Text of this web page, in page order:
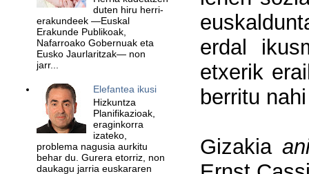
erdal
etxerik
berritu
Gizakia
duten hiru herri-
erakundeek —Euskal
Erakunde Publikoak,
Nafarroako Gobernuak eta
Eusko Jaurlaritzak— non
jarr...
Elefantea ikusi
Hizkuntza
Planifikazioak,
eraginkorra
izateko,
problema nagusia aurkitu
behar du. Gurera etorriz, non
daukagu jarria euskararen